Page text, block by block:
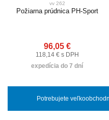
vv 262
Požiarna prúdnica PH-Sport
96,05 €
118,14 € s DPH
expedícia do 7 dní
Potrebujete